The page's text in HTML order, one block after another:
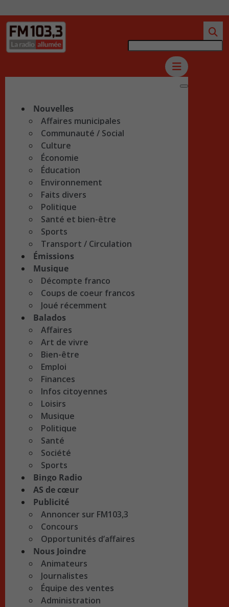
Nouvelles
Affaires municipales
Communauté / Social
Culture
Économie
Éducation
Environnement
Faits divers
Politique
Santé et bien-être
Sports
Transport / Circulation
Émissions
Musique
Décompte franco
Coups de coeur francos
Joué récemment
Balados
Affaires
Art de vivre
Bien-être
Emploi
Finances
Infos citoyennes
Loisirs
Musique
Politique
Santé
Société
Sports
Bingo Radio
AS de cœur
Publicité
Annoncer sur FM103,3
Concours
Opportunités d’affaires
Nous Joindre
Animateurs
Journalistes
Équipe des ventes
Administration